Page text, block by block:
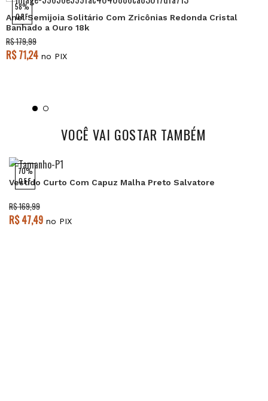
58%
OFF
Anel Semijoia Solitário Com Zricônias Redonda Cristal
Banhado a Ouro 18k
R$ 179,99
R$ 71,24 no PIX
VOCÊ VAI GOSTAR TAMBÉM
70%
OFF
Vestido Curto Com Capuz Malha Preto Salvatore
R$ 169,99
R$ 47,49 no PIX